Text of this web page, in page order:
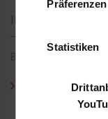
haben oder
Präferenzen
Statistiken
Interesse?
Bei Fragen wenden Sie
Judit Klein-Wiele,
judit.klein-